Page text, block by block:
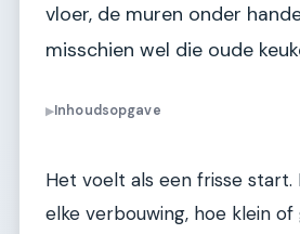
vloer, de muren onder
misschien wel die oude
▶Inhoudsopgave
Het voelt als een frisse start.
elke verbouwing, hoe klein